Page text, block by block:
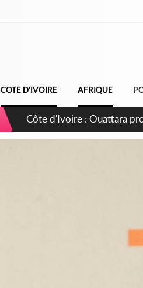
COTE D'IVOIRE AFRIQUE
Côte d'Ivoire : Ouattara